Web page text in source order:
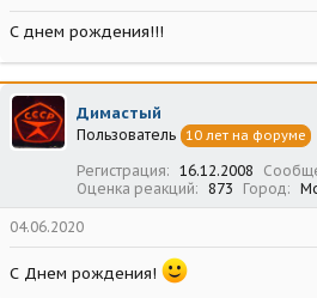
С днем рождения!!!
Димастый
Пользователь 10 лет на форуме
Регистрация 16.12.2008
Оценка реакций
873 Город
04.06.2020
С Днем рождения!